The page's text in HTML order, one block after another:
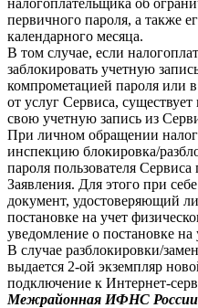
первичного пароля, а также
календарного месяца.
В том случае, если
заблокировать учетную
компрометацией пароля или
от услуг Сервиса,
свою учетную запись из
При личном обращении
инспекцию блокировка/
пароля пользователя
Заявления. Для этого при
документ, удостоверяющий
постановке на учет
уведомление о постановке на
В случае разблокировки/
выдается 2-ой экземпляр
подключение к Интернет-
Межрайонная ИФНС России